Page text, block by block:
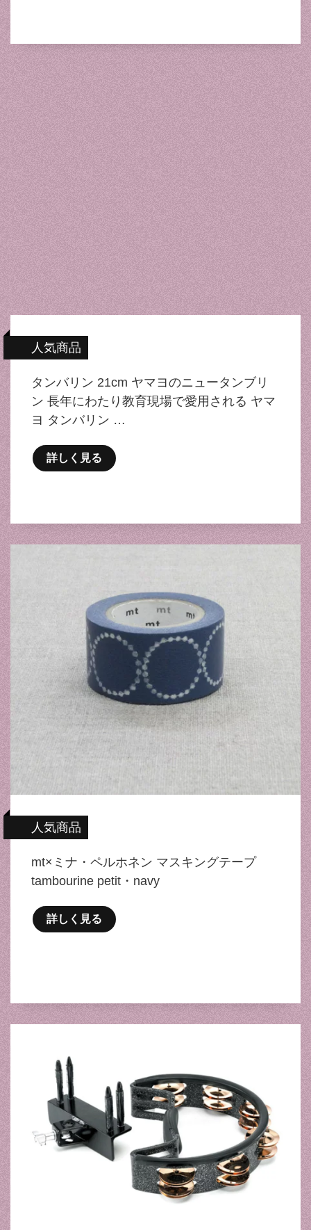
人気商品
タンバリン 21cm ヤマヨのニュータンブリ
ン 長年にわたり教育現場で愛用される ヤマ
ヨ タンバリン …
詳しく見る
人気商品
mt×ミナ・ペルホネン マスキングテープ
tambourine petit・navy
詳しく見る